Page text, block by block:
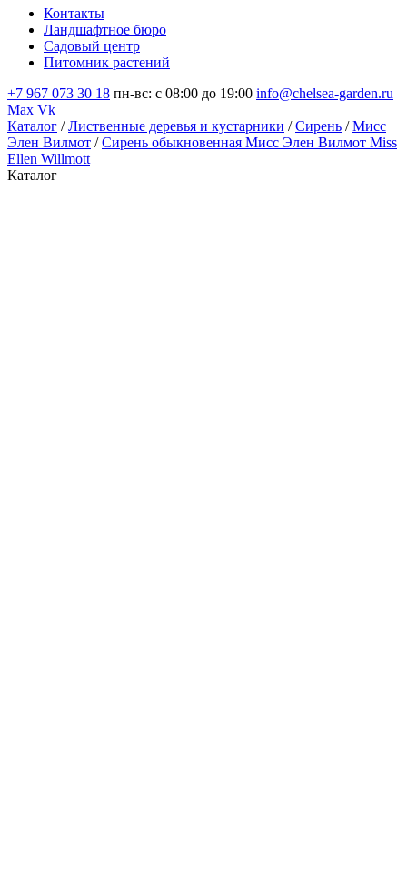
Контакты
Ландшафтное бюро
Садовый центр
Питомник растений
+7 967 073 30 18 пн-вс: с 08:00 до 19:00 info@chelsea-garden.ru
Max Vk
Каталог /Лиственные деревья и кустарники /Сирень /Мисс
Элен Вилмот /Сирень обыкновенная Мисс Элен Вилмот Miss
Ellen Willmott
Каталог